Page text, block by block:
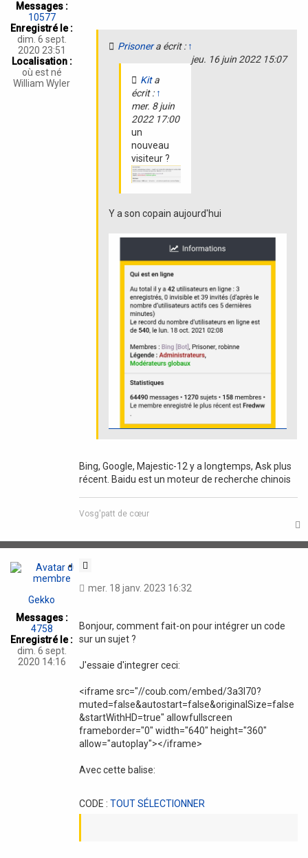
Messages :
10577
Enregistré le :
dim. 6 sept.
2020 23:51
Localisation :
où est né
William Wyler
Prisonera écrit : ↑
jeu. 16 juin 2022 15:07
Kita
écrit : ↑
mer. 8 juin
2022 17:00
un
nouveau
visiteur ?
Y a son copain aujourd'hui
Bing, Google, Majestic-12 y a longtemps, Ask plus
récent. Baidu est un moteur de recherche chinois
Vosg'patt de cœur
Gekko
Messages :
4758
Enregistré le :
dim. 6 sept.
2020 14:16
t
i
n
mer. 18 janv. 2023 16:32
Bonjour, comment fait-on pour intégrer un code
sur un sujet ?
J'essaie d'integrer ceci:
<iframe src="//coub.com/embed/3a3l70?
muted=false&autostart=false&originalSize=false
&startWithHD=true" allowfullscreen
frameborder="0" width="640" height="360"
allow="autoplay"></iframe>
Avec cette balise:
CODE :TOUT SÉLECTIONNER